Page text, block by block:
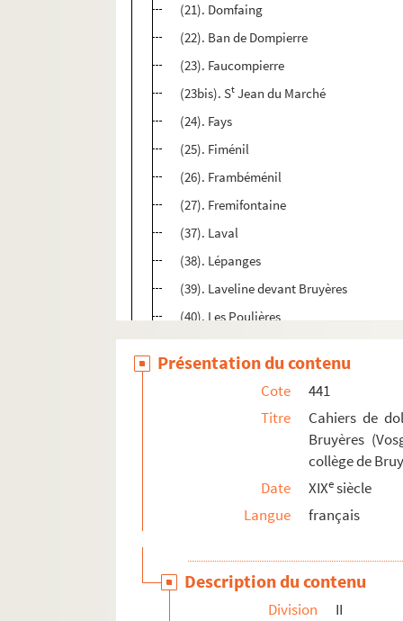
(21). Domfaing
(22). Ban de Dompierre
(23). Faucompierre
(23bis). St Jean du Marché
(24). Fays
(25). Fiménil
(26). Frambéménil
(27). Fremifontaine
(37). Laval
(38). Lépanges
(39). Laveline devant Bruyères
(40). Les Poulières
(41). Martimprey
(42). Mortagne
(43). La Neuveville
(44). Nonzéville
(47). Rehaupal
(49). Ruxurieux
(50). La Tour
Présentation du contenu
Cote
441
Titre
Cahiers de
Bruyères
collège de
Date
XIXesiècle
Langue
français
Description du contenu
Division
II